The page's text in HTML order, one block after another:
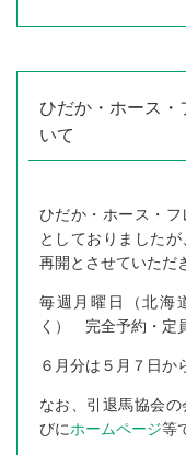
ひだか・ホース・
いて
ひだか・ホース・
としておりました
再開とさせていただ
毎週月曜日（北海
く） 完全予約・定
６月分は５月７日か
なお、引退馬協会
びにホームページ等